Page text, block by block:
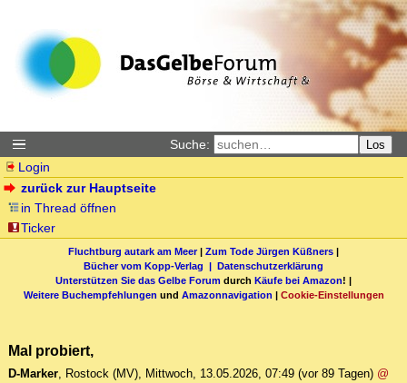
Suche: Los
Login
zurück zur Hauptseite
in Thread öffnen
Ticker
Fluchtburg autark am Meer| Zum Tode Jürgen Küßners |
Bücher vom Kopp-Verlag | Datenschutzerklärung
Unterstützen Sie das Gelbe Forum durch Käufe bei Amazon! |
Weitere Buchempfehlungen und Amazonnavigation | Cookie-Einstellungen
Mal probiert,
D-Marker, Rostock (MV), Mittwoch, 13.05.2026, 07:49 (vor 89 Tagen) @